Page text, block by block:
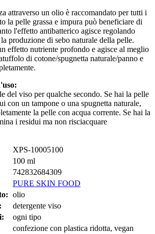
attraverso un olio è raccomandato per tutti i
la pelle grassa e impura può beneficiare di
l'effetto antibatterico agisce regolando
produzione di sebo naturale della pelle.
effetto nutriente profondo e agisce al meglio
di cotone/spugnetta naturale/panno e
del viso per qualche secondo. Se hai la pelle
con un tampone o una spugnetta naturale,
la pelle con acqua corrente. Se hai la
i residui ma non risciacquare
XPS-10005100
100 ml
742832684309
PURE SKIN FOOD
olio
detergente viso
ogni tipo
confezione con plastica ridotta, vegan